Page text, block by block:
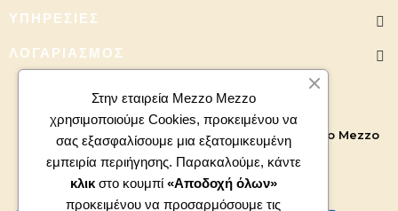
ΥΠΗΡΕΣΊΕΣ
ΛΟΓΑΡΙΑΣΜΌΣ
Copyright 2026 - All right reserved. Powered by Mezzo Mezzo
Στην εταιρεία Mezzo Mezzo
χρησιμοποιούμε Cookies, προκειμένου να
σας εξασφαλίσουμε μια εξατομικευμένη
εμπειρία περιήγησης. Παρακαλούμε, κάντε
κλικ στο κουμπί «Αποδοχή όλων»
προκειμένου να προσαρμόσουμε τις